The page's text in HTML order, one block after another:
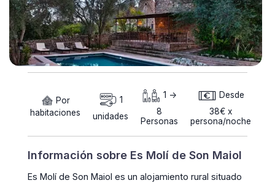
Por
habitaciones
1
unidades
1 ->
8
Personas
Desde
38€ x
persona/noche
Información sobre Es Molí de Son Maiol
Es Molí de Son Maiol es un alojamiento rural situado